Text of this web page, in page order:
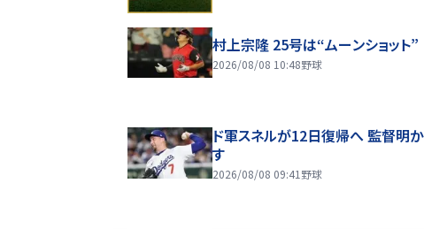
村上宗隆 25号は“ムーンショット”
2026/08/08 10:48野球
ド軍スネルが12日復帰へ 監督明か
す
2026/08/08 09:41 野球